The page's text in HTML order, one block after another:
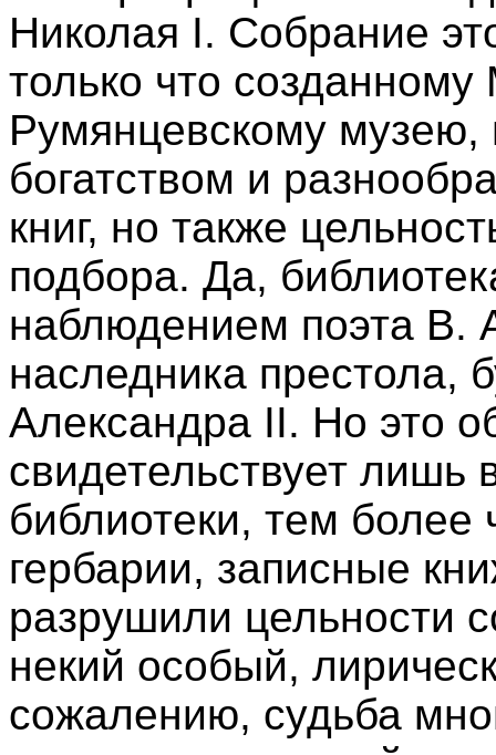
Николая I. Собрание
только что
Румянцевскому музею,
богатством и
книг, но также
подбора. Да,
наблюдением поэта В.
наследника престола,
Александра II. Но это
свидетельствует лишь
библиотеки, тем
гербарии, записные
разрушили цельности
некий особый,
сожалению, судьба